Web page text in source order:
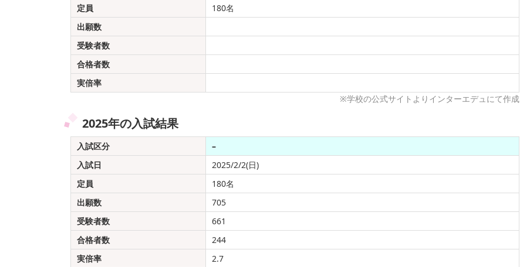
定員
180名
出願数
受験者数
合格者数
実倍率
※学校の公式サイトよりインターエデュにて作成
2025年の入試結果
入試区分
–
入試日
2025/2/2(日)
定員
180名
出願数
705
受験者数
661
合格者数
244
実倍率
2.7